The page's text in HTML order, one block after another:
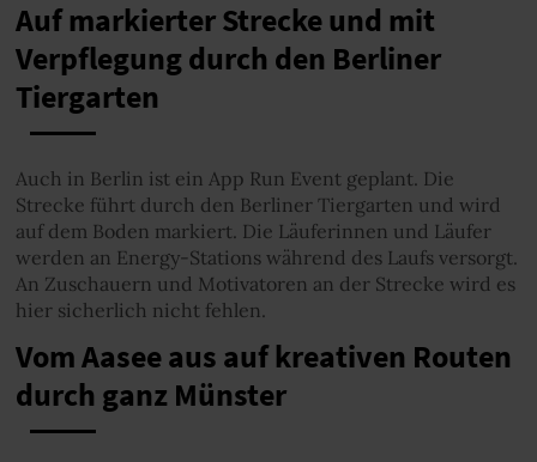
Auf markierter Strecke und mit
Verpflegung durch den Berliner
Tiergarten
Auch in Berlin ist ein App Run Event geplant. Die
Strecke führt durch den Berliner Tiergarten und wird
auf dem Boden markiert. Die Läuferinnen und Läufer
werden an Energy-Stations während des Laufs versorgt.
An Zuschauern und Motivatoren an der Strecke wird es
hier sicherlich nicht fehlen.
Vom Aasee aus auf kreativen Routen
durch ganz Münster